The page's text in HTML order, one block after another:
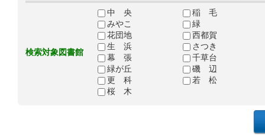
検索対象図書館
中 央
稲 毛
みやこ
緑
花団地
西都賀
生 浜
さつき
幕 張
千草台
緑が丘
磯 辺
更 科
若 松
桜 木